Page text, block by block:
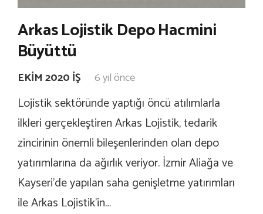
Arkas Lojistik Depo Hacmini
Büyüttü
EKIM 2020 İŞ 6 yıl önce
Lojistik sektöründe yaptığı öncü atılımlarla
ilkleri gerçekleştiren Arkas Lojistik, tedarik
zincirinin önemli bileşenlerinden olan depo
yatırımlarına da ağırlık veriyor. İzmir Aliağa ve
Kayseri’de yapılan saha genişletme yatırımları
ile Arkas Lojistik’in…